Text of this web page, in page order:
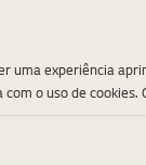
uma experiência
o uso de cookies.